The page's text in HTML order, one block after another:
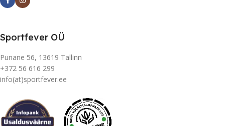
Sportfever OÜ
Punane 56, 13619 Tallinn
+372 56 616 299
info(at)sportfever.ee